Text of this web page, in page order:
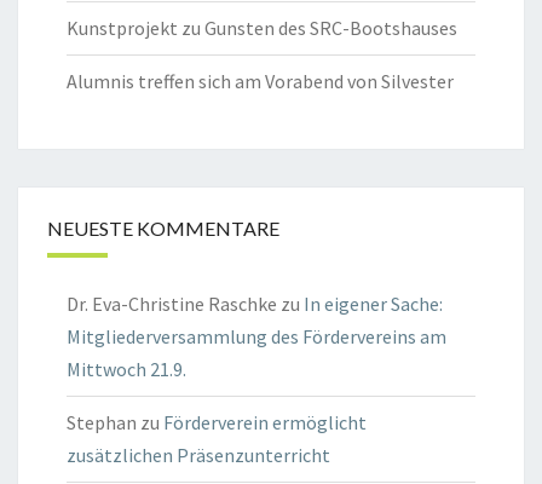
Kunstprojekt zu Gunsten des SRC-Bootshauses
Alumnis treffen sich am Vorabend von Silvester
NEUESTE KOMMENTARE
Dr. Eva-Christine Raschke zu In eigener Sache:
Mitgliederversammlung des Fördervereins am
Mittwoch 21.9.
Stephan zu Förderverein ermöglicht
zusätzlichen Präsenzunterricht